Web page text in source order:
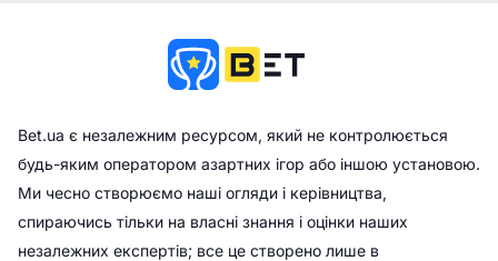
Bet.ua є незалежним ресурсом, який не контролюється
будь-яким оператором азартних ігор або іншою установою.
Ми чесно створюємо наші огляди і керівництва,
спираючись тільки на власні знання і оцінки наших
незалежних експертів; все це створено лише в